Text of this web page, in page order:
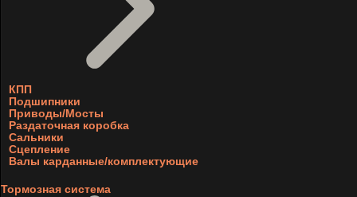
КПП
Подшипники
Приводы/Мосты
Раздаточная коробка
Сальники
Сцепление
Валы карданные/комплектующие
Тормозная система